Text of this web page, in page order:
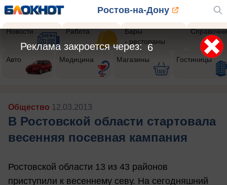
Ростов-на-Дону
Новости Работа
Бары
- рестораны
Авто Медицина Магазины Гостиницы
Общество 12.03.2013
В Ростовской области стартовала
весенняя посевная кампания
Ростовской области 13 из 43 районов
приступили к весеннему севу. На сегодняшний
4
Реклама закроется через: